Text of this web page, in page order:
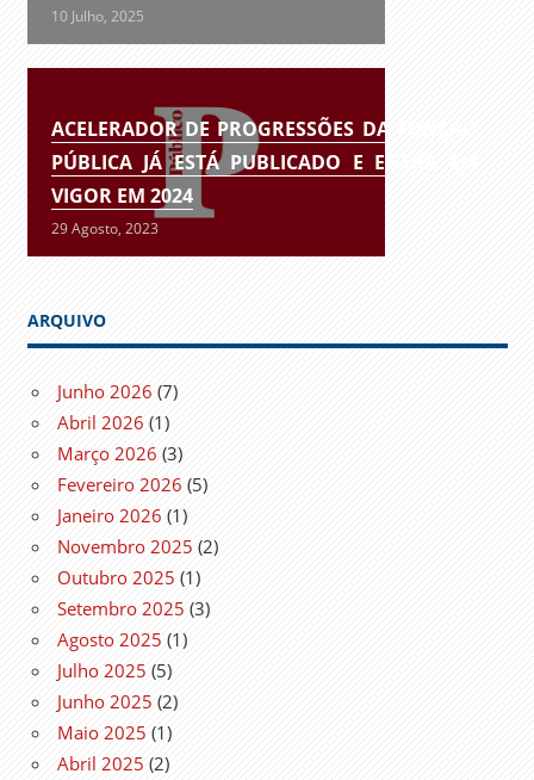
10 Julho, 2025
ACELERADOR DE PROGRESSÕES DA FUNÇÃO
PÚBLICA JÁ ESTÁ PUBLICADO E ENTRA EM
VIGOR EM 2024
29 Agosto, 2023
ARQUIVO
Junho 2026 (7)
Abril 2026 (1)
Março 2026 (3)
Fevereiro 2026 (5)
Janeiro 2026 (1)
Novembro 2025 (2)
Outubro 2025 (1)
Setembro 2025 (3)
Agosto 2025 (1)
Julho 2025 (5)
Junho 2025 (2)
Maio 2025 (1)
Abril 2025 (2)